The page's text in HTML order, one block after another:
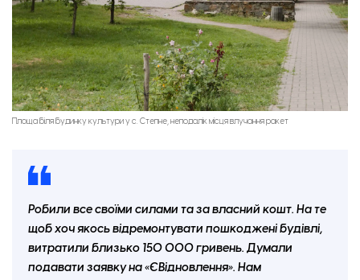
Площа біля будинку культури у с. Степне, неподалік місця влучання ракет
Робили все своїми силами та за власний кошт. На те
щоб хоч якось відремонтувати пошкоджені будівлі,
витратили близько 150 000 гривень. Думали
подавати заявку на«ЄВідновлення». Нам